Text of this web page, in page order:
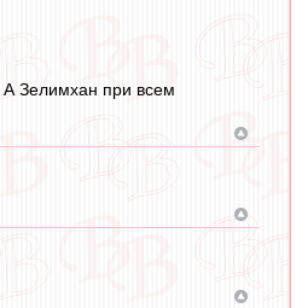
А Зелимхан при всем